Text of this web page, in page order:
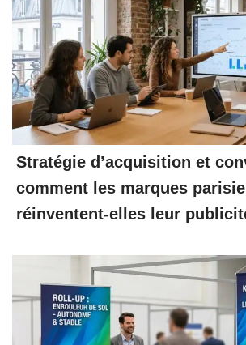
Stratégie d’acquisition et
comment les marques
réinventent-elles leur